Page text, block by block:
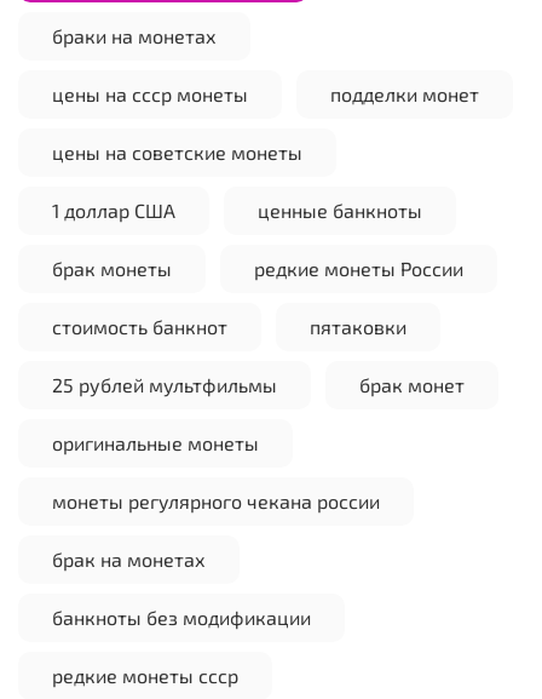
браки на монетах
цены на ссср монеты подделки монет
цены на советские монеты
1 доллар США ценные банкноты
брак монеты редкие монеты России
стоимость банкнот пятаковки
25 рублей мультфильмы брак монет
оригинальные монеты
монеты регулярного чекана россии
брак на монетах
банкноты без модификации
редкие монеты ссср